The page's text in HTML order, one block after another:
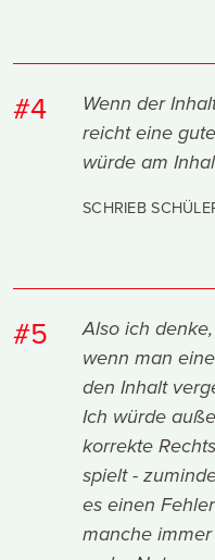
#4
Wenn der
reicht eine
würde am
SCHRIEB
#5
Also ich
wenn man
den Inhalt
Ich würde
korrekte
spielt -
es einen
manche